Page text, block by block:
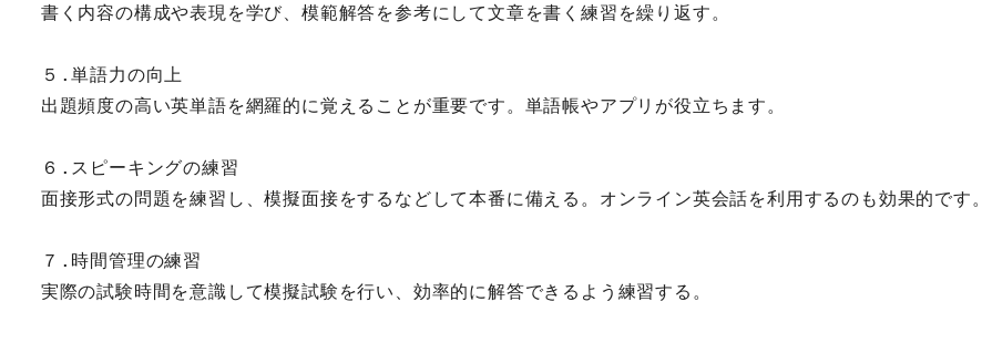
書く内容の構成や表現を学び、模範解答を参考にして文章を書く練習を繰り返す。
５.単語力の向上
出題頻度の高い英単語を網羅的に覚えることが重要です。単語帳やアプリが役立ちます。
６.スピーキングの練習
面接形式の問題を練習し、模擬面接をするなどして本番に備える。オンライン英会話を利用するのも効果的です。
７.時間管理の練習
実際の試験時間を意識して模擬試験を行い、効率的に解答できるよう練習する。